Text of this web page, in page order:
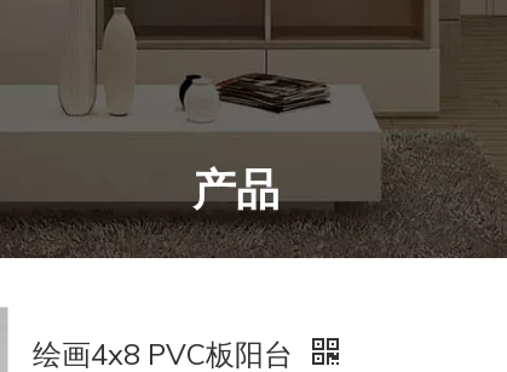
产品
绘画4x8 PVC板阳台